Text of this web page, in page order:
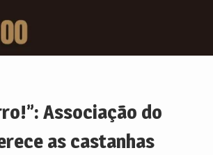
Associação do
as castanhas